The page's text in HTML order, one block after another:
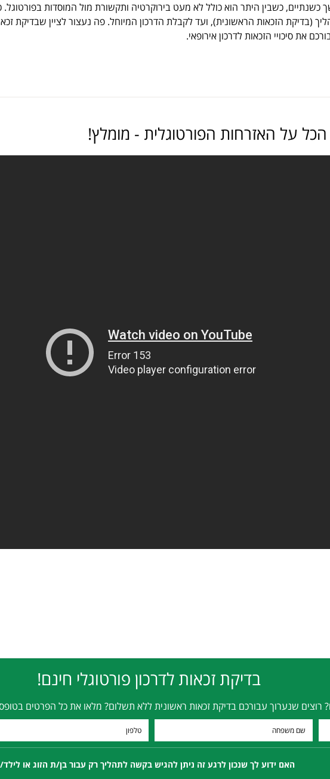
כשבין היתר הוא כולל לא מעט בירוקרטיה ותקשורת מול המוסדות בפורטוגל.
(בדיקת הזכאות הראשונית), ועד לקבלת הדרכון המיוחל. פה נעצור לציין שבדיקת
את סיכויי הזכאות לדרכון אירופאי.
על האזרחות הפורטוגלית - מומלץ!
בדיקת זכאות לדרכון פורטוגלי חינם!
רוצים שנערוך עבורכם בדיקת זכאות ראשונית ללא תשלום? מלאו את כל הפרטים
האם ידוע לך שנכון לרגע זה ניתן להגיש בקשה לתהליך רק עבור בן/ת הזוג או